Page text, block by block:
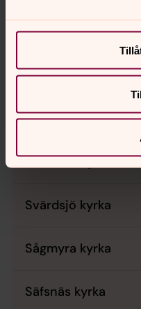
Stora Tuna kyrka
Storsäterns kapell
Sundborns kyrka
Svartnäs kyrka
Svärdsjö kyrka
Sågmyra kyrka
Säfsnäs kyrka